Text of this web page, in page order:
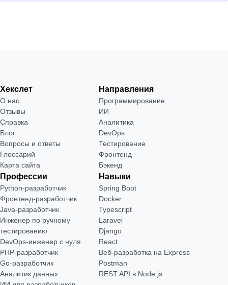
Хекслет
О нас
Отзывы
Справка
Блог
Вопросы и ответы
Глоссарий
Карта сайта
Направления
Программирование
ИИ
Аналитика
DevOps
Тестирование
Фронтенд
Бэкенд
Профессии
Python-разработчик
Фронтенд-разработчик
Java-разработчик
Инженер по ручному
тестированию
DevOps-инженер с нуля
РНР-разработчик
Go-разработчик
Аналитик данных
Навыки
Spring Boot
Docker
Typescript
Laravel
Django
React
Веб-разработка на Express
Postman
REST API в Node.js